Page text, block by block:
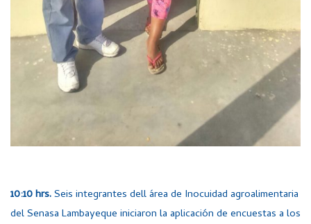
10:10 hrs.Seis integrantes dell área de Inocuidad agroalimentaria
del Senasa Lambayeque iniciaron la aplicación de encuestas a los